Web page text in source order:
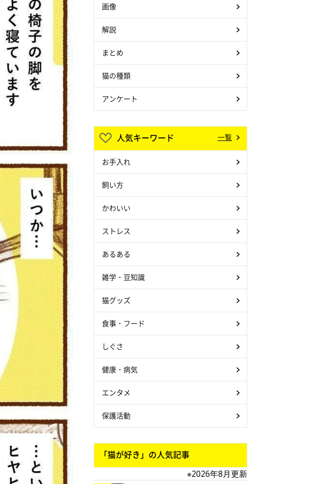
画像
解説
まとめ
猫の種類
アンケート
人気キーワード 一覧
お手入れ
飼い方
かわいい
ストレス
あるある
雑学・豆知識
猫グッズ
食事・フード
しぐさ
健康・病気
エンタメ
保護活動
「猫が好き」の人気記事
※2026年8月更新